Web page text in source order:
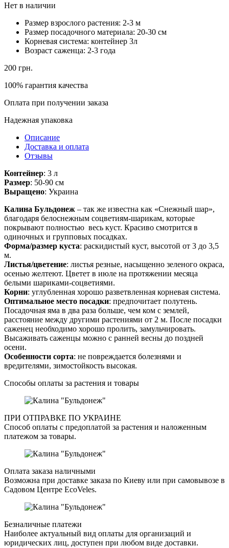
Нет в наличии
Размер взрослого растения: 2-3 м
Размер посадочного материала: 20-30 см
Корневая система: контейнер 3л
Возраст саженца: 2-3 года
200 грн.
100% гарантия качества
Оплата при получении заказа
Надежная упаковка
Описание
Доставка и оплата
Отзывы
Контейнер: 3 л
Размер: 50-90 см
Выращено: Украина
Калина Бульдонеж – так же известна как «Снежный шар»,
благодаря белоснежным соцветиям-шарикам, которые
покрывают полностью весь куст. Красиво смотрится в
одиночных и групповых посадках.
Форма/размер куста: раскидистый куст, высотой от 3 до 3,5
м.
Листья/цветение: листья резные, насыщенно зеленого окраса,
осенью желтеют. Цветет в июле на протяжении месяца
белыми шариками-соцветиями.
Корни: углубленная хорошо разветвленная корневая система.
Оптимальное место посадки: предпочитает полутень.
Посадочная яма в два раза больше, чем ком с землей,
расстояние между другими растениями от 2 м. После посадки
саженец необходимо хорошо пролить, замульчировать.
Высаживать саженцы можно с ранней весны до поздней
осени.
Особенности сорта: не повреждается болезнями и
вредителями, зимостойкость высокая.
Способы оплаты за растения и товары
ПРИ ОТПРАВКЕ ПО УКРАИНЕ
Способ оплаты с предоплатой за растения и наложенным
платежом за товары.
Оплата заказа наличными
Возможна при доставке заказа по Киеву или при самовывозе в
Садовом Центре EcoVeles.
Безналичные платежи
Наиболее актуальный вид оплаты для организаций и
юридических лиц, доступен при любом виде доставки.